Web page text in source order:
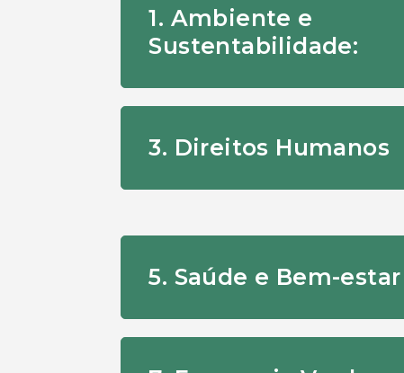
1. Ambiente e
Sustentabilidade:
3. Direitos Humanos
5. Saúde e Bem-estar